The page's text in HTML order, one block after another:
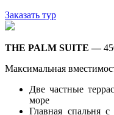
Заказать тур
THE PALM SUITE —
Максимальная
Две частные
море
Главная спальня